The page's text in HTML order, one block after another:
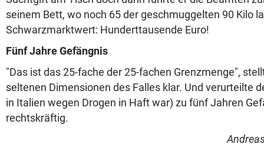
seinem Bett, wo noch 65 der geschmuggelten 90 Kilo
Schwarzmarktwert: Hunderttausende Euro!
Fünf Jahre Gefängnis
"Das ist das 25-fache der 25-fachen Grenzmenge",
seltenen Dimensionen des Falles klar. Und verurteilte
in Italien wegen Drogen in Haft war) zu fünf Jahren
rechtskräftig.